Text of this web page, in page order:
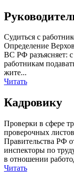
Судиться с
Определение
ВС РФ разъясняет:
работникам
жите...
Читать
Кадровику
Проверки в сфере
проверочных
Правительства РФ
инспекторы по
в отношении
Читать